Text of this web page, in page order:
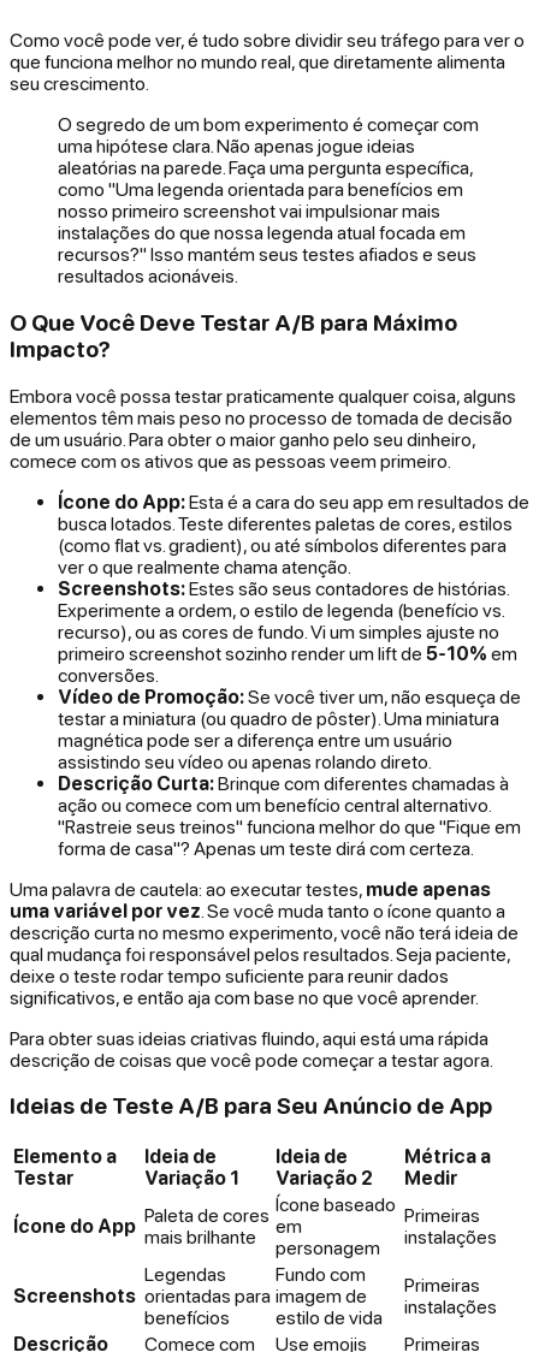
Como você pode ver, é tudo sobre dividir seu tráfego para ver o
que funciona melhor no mundo real, que diretamente alimenta
seu crescimento.
O segredo de um bom experimento é começar com
uma hipótese clara. Não apenas jogue ideias
aleatórias na parede. Faça uma pergunta específica,
como "Uma legenda orientada para benefícios em
nosso primeiro screenshot vai impulsionar mais
instalações do que nossa legenda atual focada em
recursos?" Isso mantém seus testes afiados e seus
resultados acionáveis.
O Que Você Deve Testar A/B para Máximo
Impacto?
Embora você possa testar praticamente qualquer coisa, alguns
elementos têm mais peso no processo de tomada de decisão
de um usuário. Para obter o maior ganho pelo seu dinheiro,
comece com os ativos que as pessoas veem primeiro.
Ícone do App:Esta é a cara do seu app em resultados de
busca lotados. Teste diferentes paletas de cores, estilos
(como flat vs. gradient), ou até símbolos diferentes para
ver o que realmente chama atenção.
Screenshots:Estes são seus contadores de histórias.
Experimente a ordem, o estilo de legenda (benefício vs.
recurso), ou as cores de fundo. Vi um simples ajuste no
primeiro screenshot sozinho render um lift de 5-10% em
conversões.
Vídeo de Promoção:Se você tiver um, não esqueça de
testar a miniatura (ou quadro de pôster). Uma miniatura
magnética pode ser a diferença entre um usuário
assistindo seu vídeo ou apenas rolando direto.
Descrição Curta:Brinque com diferentes chamadas à
ação ou comece com um benefício central alternativo.
"Rastreie seus treinos" funciona melhor do que "Fique em
forma de casa"? Apenas um teste dirá com certeza.
Uma palavra de cautela: ao executar testes, mude apenas
uma variável por vez . Se você muda tanto o ícone quanto a
descrição curta no mesmo experimento, você não terá ideia de
qual mudança foi responsável pelos resultados. Seja paciente,
deixe o teste rodar tempo suficiente para reunir dados
significativos, e então aja com base no que você aprender.
Para obter suas ideias criativas fluindo, aqui está uma rápida
descrição de coisas que você pode começar a testar agora.
Ideias de Teste A/B para Seu Anúncio de App
Elemento a
Testar
Ideia de
Variação 1
Ideia de
Variação 2
Métrica a
Medir
Ícone do App Paleta de cores
mais brilhante
Ícone baseado
em
personagem
Primeiras
instalações
Screenshots
Legendas
orientadas para
benefícios
Fundo com
imagem de
estilo de vida
Primeiras
instalações
Descrição
Comece com Use emojis Primeiras